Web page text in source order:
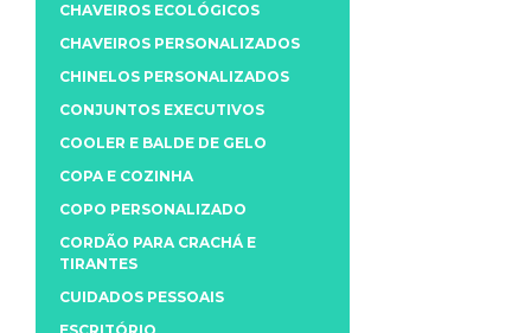
CHAVEIROS ECOLÓGICOS
CHAVEIROS PERSONALIZADOS
CHINELOS PERSONALIZADOS
CONJUNTOS EXECUTIVOS
COOLER E BALDE DE GELO
COPA E COZINHA
COPO PERSONALIZADO
CORDÃO PARA CRACHÁ E
TIRANTES
CUIDADOS PESSOAIS
ESCRITÓRIO